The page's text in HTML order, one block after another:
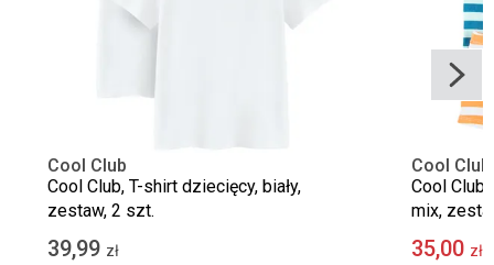
Cool Club
Cool Club, T-shirt dziecięcy, biały,
zestaw, 2 szt.
39,99 zł
Cool Club
Cool
mix,
35,00 zł